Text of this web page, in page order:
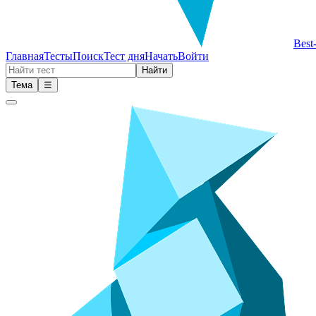
ГлавнаяТестыПоискТест дняНачатьВойти
Найти
Тема
☰